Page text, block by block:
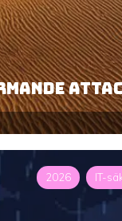
2026 IT-